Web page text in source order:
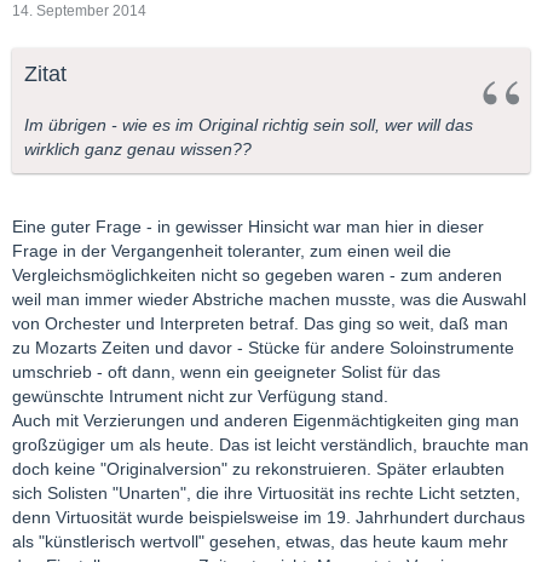
14. September 2014
Zitat
Im übrigen - wie es im Original richtig sein soll, wer will das
wirklich ganz genau wissen??
Eine guter Frage - in gewisser Hinsicht war man hier in dieser
Frage in der Vergangenheit toleranter, zum einen weil die
Vergleichsmöglichkeiten nicht so gegeben waren - zum anderen
weil man immer wieder Abstriche machen musste, was die Auswahl
von Orchester und Interpreten betraf. Das ging so weit, daß man
zu Mozarts Zeiten und davor - Stücke für andere Soloinstrumente
umschrieb - oft dann, wenn ein geeigneter Solist für das
gewünschte Intrument nicht zur Verfügung stand.
Auch mit Verzierungen und anderen Eigenmächtigkeiten ging man
großzügiger um als heute. Das ist leicht verständlich, brauchte man
doch keine "Originalversion" zu rekonstruieren. Später erlaubten
sich Solisten "Unarten", die ihre Virtuosität ins rechte Licht setzten,
denn Virtuosität wurde beispielsweise im 19. Jahrhundert durchaus
als "künstlerisch wertvoll" gesehen, etwas, das heute kaum mehr